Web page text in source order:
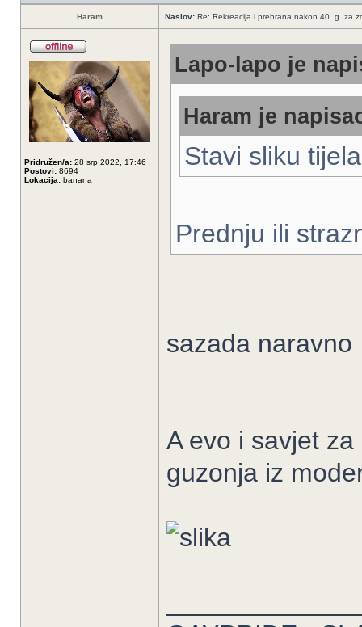
Haram Naslov: Re: Rekreacija i prehrana nakon 40. g. za
Pridružen/a: 28 srp 2022, 17:46
Postovi: 8694
Lokacija: banana
Lapo-lapo je
Haram je
Stavi sliku
Prednju ili
sazada naravno
A evo i savjet
guzonja iz